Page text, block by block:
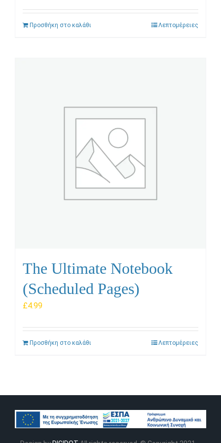
Προσθήκη στο καλάθι Λεπτομέρειες
The Ultimate Notebook
(Scheduled Pages)
£4.99
Προσθήκη στο καλάθι Λεπτομέρειες